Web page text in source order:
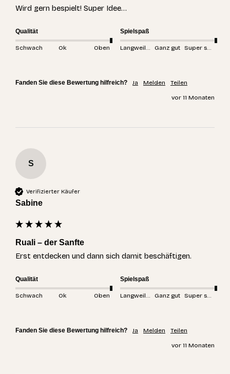
Wird gern bespielt! Super Idee…
Qualität
Schwach Ok Oben
Spielspaß
Ganz gut Super spannend
Fanden Sie diese Bewertung hilfreich? Ja Melden Teilen
vor 11 Monaten
S
Verifizierter Käufer
Sabine
Ruali – der Sanfte
Erst entdecken und dann sich damit beschäftigen.
Qualität
Schwach Ok Oben
Spielspaß
Ganz gut Super spannend
Fanden Sie diese Bewertung hilfreich? Ja Melden Teilen
vor 11 Monaten